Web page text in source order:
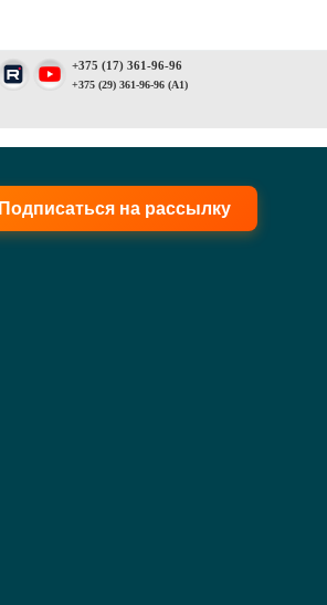
+375 (17) 361-96-96
+375 (29) 361-96-96 (A1)
Подписаться на рассылку